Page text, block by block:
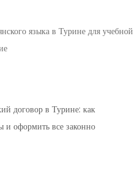
языка в Турине для учебной
договор в Турине: как
и оформить все законно